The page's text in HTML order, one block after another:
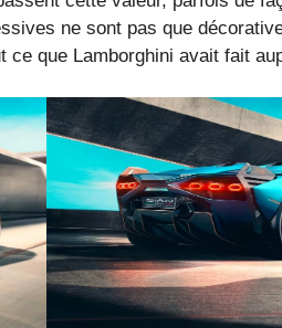
ne sont pas que
ce que Lamborghini avait fait